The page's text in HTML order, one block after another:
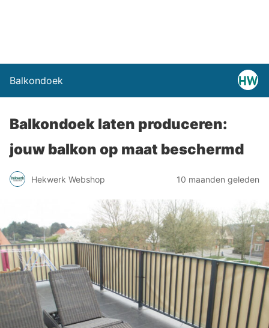
Balkondoek
Balkondoek laten produceren:
jouw balkon op maat beschermd
Hekwerk Webshop 10 maanden geleden